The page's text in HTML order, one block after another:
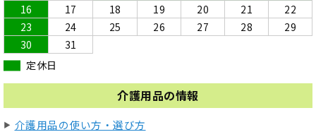
16
17 18 19 20 21
22
23
24 25 26 27 28
29
30
31
定休日
介護用品の情報
介護用品の使い方・選び方